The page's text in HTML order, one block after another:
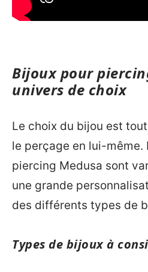
Bijoux pour
univers de choix
Le choix du bijou est
le perçage en lui-même.
piercing Medusa sont
une grande
des différents types de
Types de bijoux à